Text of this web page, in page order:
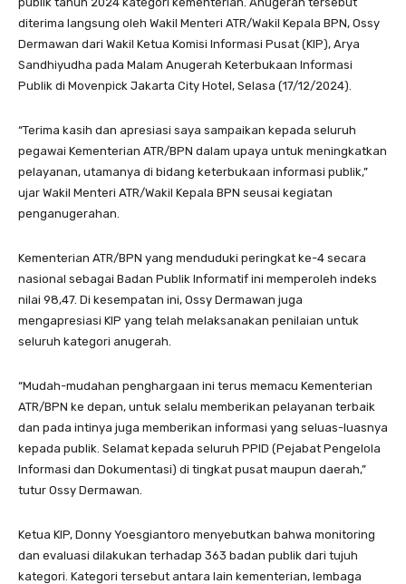
diterima langsung oleh Wakil Menteri ATR/Wakil Kepala BPN, Ossy
Dermawan dari Wakil Ketua Komisi Informasi Pusat (KIP), Arya
Sandhiyudha pada Malam Anugerah Keterbukaan Informasi
Publik di Movenpick Jakarta City Hotel, Selasa (17/12/2024).
“Terima kasih dan apresiasi saya sampaikan kepada seluruh
pegawai Kementerian ATR/BPN dalam upaya untuk meningkatkan
pelayanan, utamanya di bidang keterbukaan informasi publik,”
ujar Wakil Menteri ATR/Wakil Kepala BPN seusai kegiatan
penganugerahan.
Kementerian ATR/BPN yang menduduki peringkat ke-4 secara
nasional sebagai Badan Publik Informatif ini memperoleh indeks
nilai 98,47. Di kesempatan ini, Ossy Dermawan juga
mengapresiasi KIP yang telah melaksanakan penilaian untuk
seluruh kategori anugerah.
“Mudah-mudahan penghargaan ini terus memacu Kementerian
ATR/BPN ke depan, untuk selalu memberikan pelayanan terbaik
dan pada intinya juga memberikan informasi yang seluas-luasnya
kepada publik. Selamat kepada seluruh PPID (Pejabat Pengelola
Informasi dan Dokumentasi) di tingkat pusat maupun daerah,”
tutur Ossy Dermawan.
Ketua KIP, Donny Yoesgiantoro menyebutkan bahwa monitoring
dan evaluasi dilakukan terhadap 363 badan publik dari tujuh
kategori. Kategori tersebut antara lain kementerian, lembaga